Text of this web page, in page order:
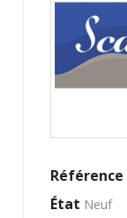
Référence
État Neuf